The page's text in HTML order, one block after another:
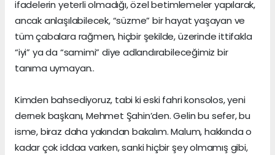
ifadelerin yeterli olmadığı, özel betimlemeler yapılarak,
ancak anlaşılabilecek, “süzme” bir hayat yaşayan ve
tüm çabalara rağmen, hiçbir şekilde, üzerinde ittifakla
“iyi” ya da “samimi” diye adlandırabileceğimiz bir
tanıma uymayan..
Kimden bahsediyoruz, tabi ki eski fahri konsolos, yeni
dernek başkanı, Mehmet Şahin’den. Gelin bu sefer, bu
isme, biraz daha yakından bakalım. Malum, hakkında o
kadar çok iddaa varken, sanki hiçbir şey olmamış gibi,